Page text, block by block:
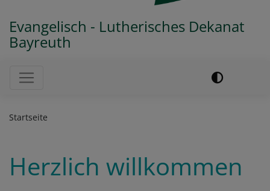
Evangelisch - Lutherisches Dekanat
Bayreuth
Hauptnavigation
Startseite
Herzlich willkommen